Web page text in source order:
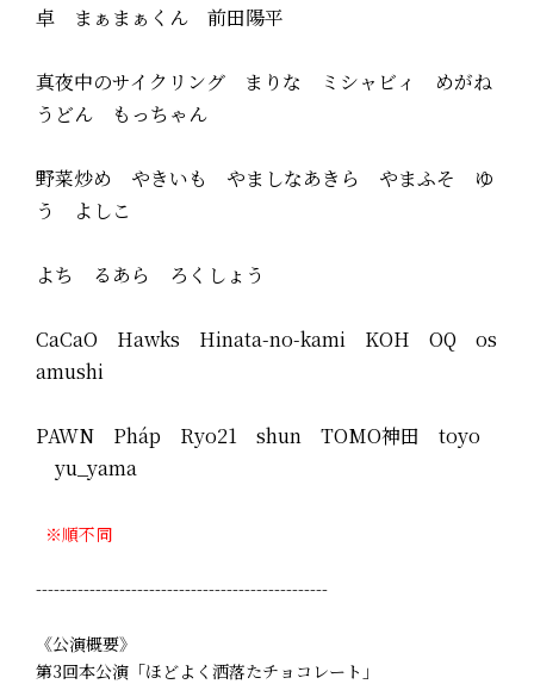
卓 まぁまぁくん 前田陽平
真夜中のサイクリング まりな ミシャビィ めがね
うどん もっちゃん
野菜炒め やきいも やましなあきら やまふそ ゆ
う よしこ
よち るあら ろくしょう
CaCaO Hawks Hinata-no-kami KOH OQ os
amushi
PAWN Pháp Ryo21 shun TOMO神田 toyo
yu_yama
※順不同
-------------------------------------------------
《公演概要》
第3回本公演「ほどよく洒落たチョコレート」